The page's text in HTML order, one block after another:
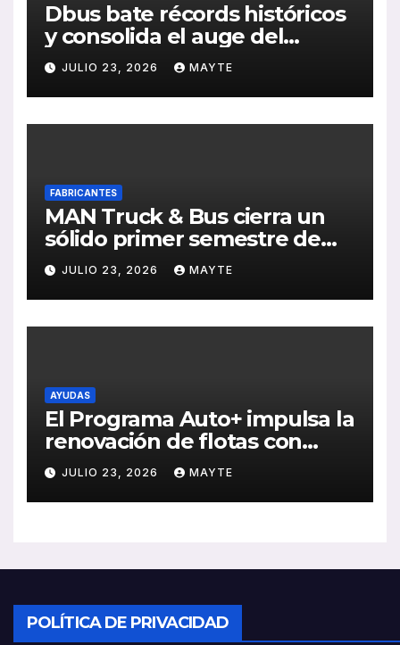
Dbus bate récords históricos
y consolida el auge del
transporte público en San
Sebastián
JULIO 23, 2026 MAYTE
FABRICANTES
MAN Truck & Bus cierra un
sólido primer semestre de
2026 con crecimiento en
ventas, pedidos y
rentabilidad
JULIO 23, 2026 MAYTE
AYUDAS
El Programa Auto+ impulsa la
renovación de flotas con
ayudas a vehículos eléctricos
ligeros
JULIO 23, 2026 MAYTE
POLÍTICA DE PRIVACIDAD